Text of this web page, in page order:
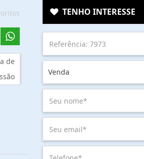
de
TENHO INTERESSE
Venda